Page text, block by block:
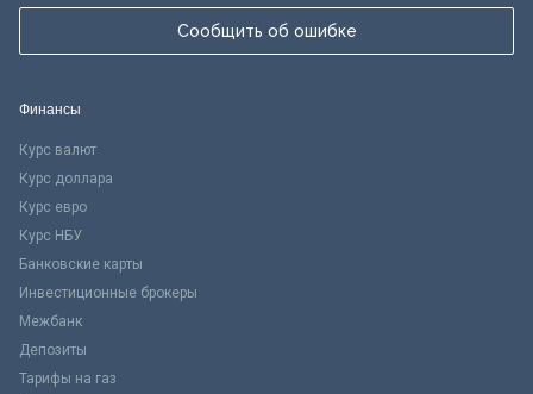
Сообщить об ошибке
Финансы
Курс валют
Курс доллара
Курс евро
Курс НБУ
Банковские карты
Инвестиционные брокеры
Межбанк
Депозиты
Тарифы на газ